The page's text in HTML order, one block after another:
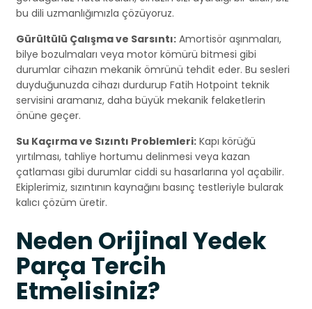
bu dili uzmanlığımızla çözüyoruz.
Gürültülü Çalışma ve Sarsıntı: Amortisör aşınmaları,
bilye bozulmaları veya motor kömürü bitmesi gibi
durumlar cihazın mekanik ömrünü tehdit eder. Bu sesleri
duyduğunuzda cihazı durdurup Fatih Hotpoint teknik
servisini aramanız, daha büyük mekanik felaketlerin
önüne geçer.
Su Kaçırma ve Sızıntı Problemleri: Kapı körüğü
yırtılması, tahliye hortumu delinmesi veya kazan
çatlaması gibi durumlar ciddi su hasarlarına yol açabilir.
Ekiplerimiz, sızıntının kaynağını basınç testleriyle bularak
kalıcı çözüm üretir.
Neden Orijinal Yedek
Parça Tercih
Etmelisiniz?